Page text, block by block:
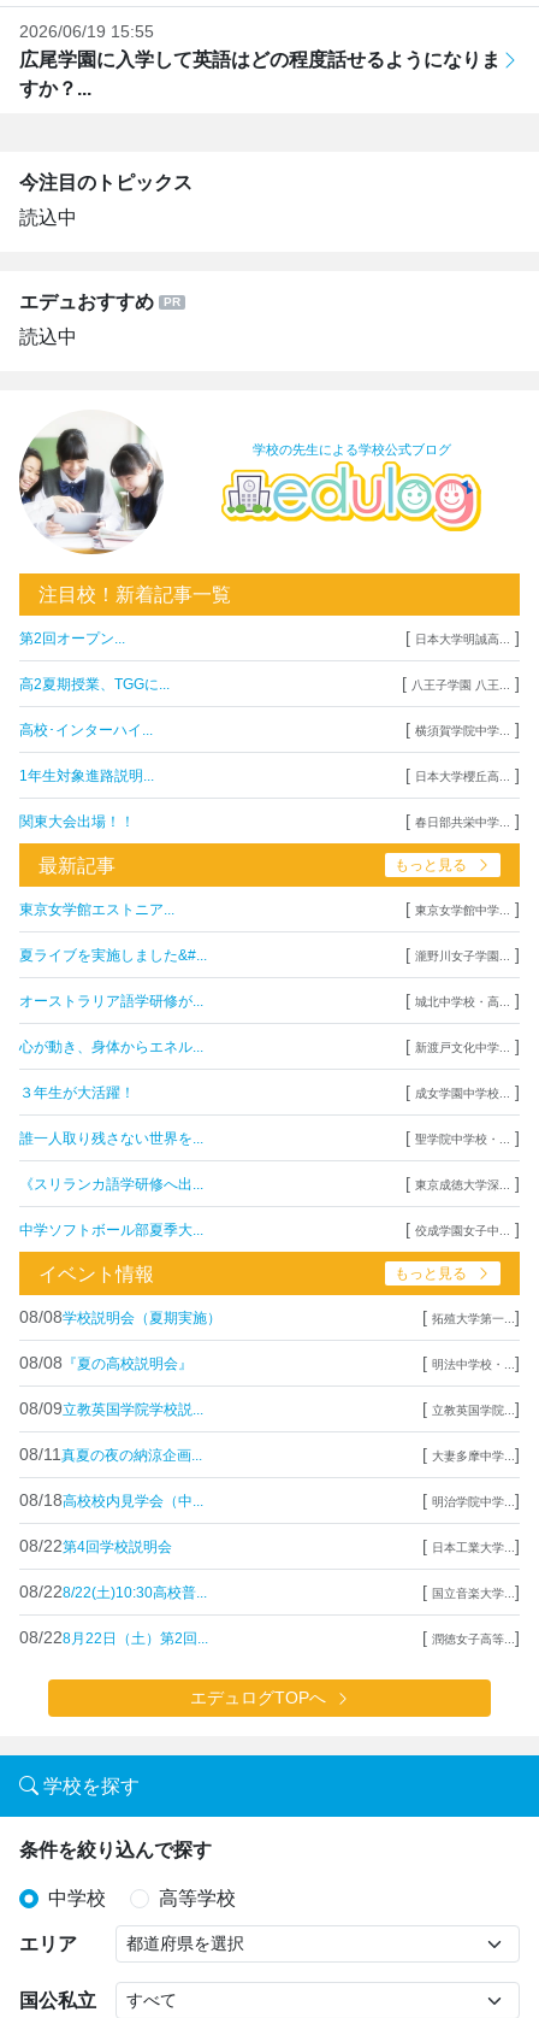
2026/06/19 15:55
広尾学園に入学して英語はどの程度話せるようになりま
すか？...
今注目のトピックス
読込中
エデュおすすめ
読込中
学校の先生による学校公式ブログ
注目校！新着記事一覧
第2回オープン... [ 日本大学明誠高... ]
高2夏期授業、TGGに... [ 八王子学園 八王... ]
高校･インターハイ... [ 横須賀学院中学... ]
1年生対象進路説明... [ 日本大学櫻丘高... ]
関東大会出場！！ [ 春日部共栄中学... ]
最新記事 もっと見る
東京女学館エストニア... [ 東京女学館中学... ]
夏ライブを実施しました&#... [ 瀧野川女子学園... ]
オーストラリア語学研修が... [ 城北中学校・高... ]
心が動き、身体からエネル... [ 新渡戸文化中学... ]
３年生が大活躍！ [ 成女学園中学校... ]
誰一人取り残さない世界を... [ 聖学院中学校・... ]
《スリランカ語学研修へ出... [ 東京成徳大学深... ]
中学ソフトボール部夏季大... [ 佼成学園女子中... ]
イベント情報 もっと見る
08/08学校説明会（夏期実施） [ 拓殖大学第一... ]
08/08 『夏の高校説明会』 [ 明法中学校・... ]
08/09立教英国学院学校説... [ 立教英国学院... ]
08/11 真夏の夜の納涼企画... [ 大妻多摩中学... ]
08/18高校校内見学会（中... [ 明治学院中学... ]
08/22第4回学校説明会 [ 日本工業大学... ]
08/228/22(土)10:30高校普... [ 国立音楽大学... ]
08/228月22日（土）第2回... [ 潤徳女子高等... ]
エデュログTOPへ
学校を探す
条件を絞り込んで探す
中学校 高等学校
エリア
国公私立